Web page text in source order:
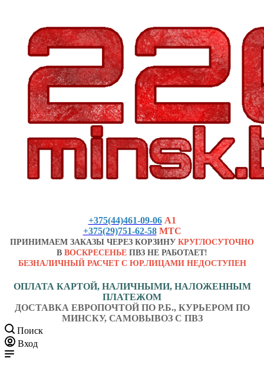
+375(44)461-09-06 А1
+375(29)751-62-58 МТС
ПРИНИМАЕМ ЗАКАЗЫ ЧЕРЕЗ КОРЗИНУ КРУГЛОСУТОЧНО
В ВОСКРЕСЕНЬЕ ПВЗ НЕ РАБОТАЕТ!
БЕЗНАЛИЧНЫЙ РАСЧЕТ С ЮР.ЛИЦАМИ НЕДОСТУПЕН
ОПЛАТА КАРТОЙ, НАЛИЧНЫМИ, НАЛОЖЕННЫМ
ПЛАТЕЖОМ
ДОСТАВКА ЕВРОПОЧТОЙ ПО Р.Б., КУРЬЕРОМ ПО
МИНСКУ, САМОВЫВОЗ С ПВЗ
Поиск
Вход